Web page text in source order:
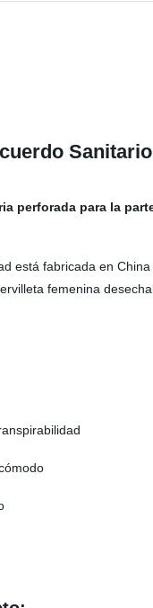
perforada para la
está fabricada en
femenina